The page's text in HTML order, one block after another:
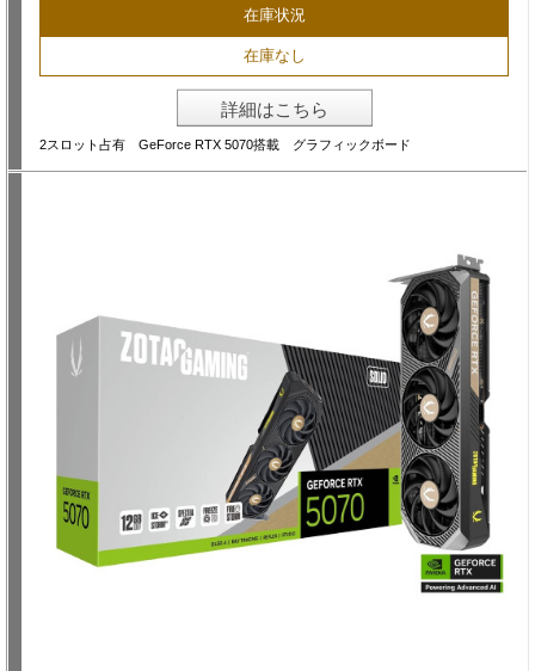
在庫状況
在庫なし
詳細はこちら
2スロット占有 GeForce RTX 5070搭載 グラフィックボード